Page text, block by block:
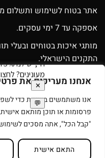
אנחנו מעריכים את
אנו משתמשים בעוגיות כדי
פרסומות או תוכן מותאם
"קבל הכל", אתה מסכים לשימוש
התאם אישית
אתר בטוח לשימוש ותשלום
אספקה עד 7 ימי עסקים.
מותגי איכות בטוחים ובעלי
התקנים הישראלי.
אפשרות החלפה / החזרה עפ”י
Visa
רוצים להיות